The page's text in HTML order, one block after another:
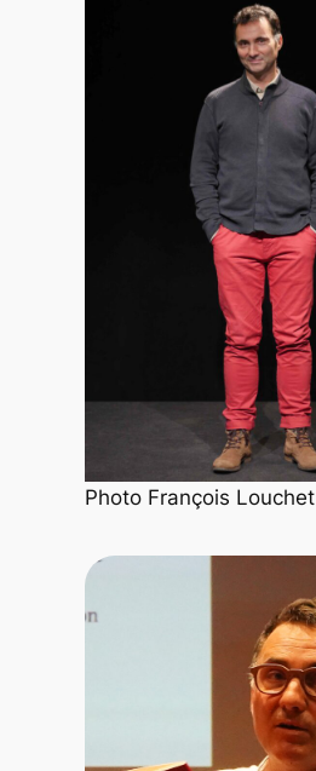
Photo François Louchet